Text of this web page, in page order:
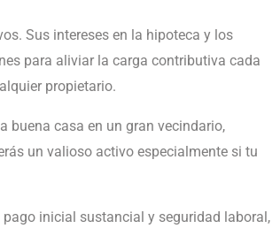
Sus intereses en la hipoteca y los
para aliviar la carga contributiva cada
propietario.
buena casa en un gran vecindario,
un valioso activo especialmente si tu
inicial sustancial y seguridad laboral,